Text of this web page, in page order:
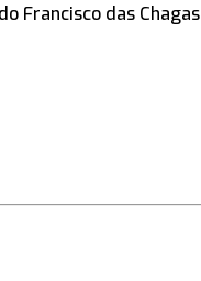
Francisco das Chagas